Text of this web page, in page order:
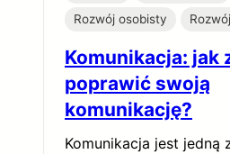
Rozwój osobisty
Komunikacja: jak
poprawić swoją
komunikację?
Komunikacja jest jedną